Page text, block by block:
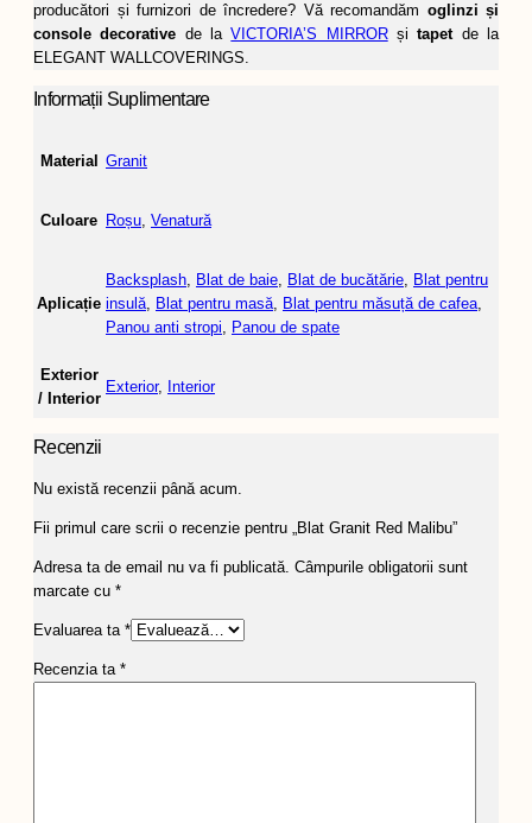
producători și furnizori de încredere? Vă recomandăm oglinzi și
console decorative de laVICTORIA’S MIRRORșitapetde la
ELEGANT WALLCOVERINGS.
Informații Suplimentare
Material Granit
Culoare Roșu Venatură
Aplicație
Backsplash Blat de baie Blat de bucătărie Blat pentru
insulă Blat pentru masă Blat pentru măsuță de cafea
Panou anti stropi
Panou de spate
Exterior
/ Interior
Exterior, Interior
Recenzii
Nu există recenzii până acum.
Fii primul care scrii o recenzie pentru „Blat Granit Red Malibu”
Adresa ta de email nu va fi publicată. Câmpurile obligatorii sunt
marcate cu *
Evaluarea ta *
Recenzia ta *